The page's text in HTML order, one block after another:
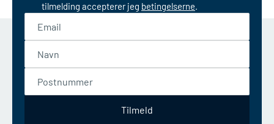
tilmelding accepterer jeg betingelserne.
Tilmeld